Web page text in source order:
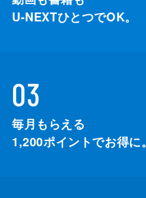
U-NEXTひとつでOK。
03
毎月もらえる
1,200ポイントでお得に。